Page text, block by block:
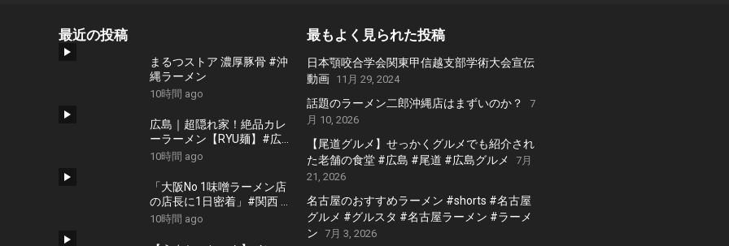
最近の投稿
まるつストア 濃厚豚骨 #沖
縄ラーメン
10時間 ago
広島｜超隠れ家！絶品カレ
ーラーメン【RYU麺】#広
島 #広島グルメ #広島ラン
ナー #japanesefood
#japantrip #hiroshima
10時間 ago
「大阪No 1味噌ラーメン店
の店長に1日密着」#関西 #
國丸 #大阪 #ラーメン
10時間 ago
最もよく見られた投稿
日本顎咬合学会関東甲信越支部学術大会宣伝
動画
11月 29, 2024
話題のラーメン二郎沖縄店はまずいのか？
7
月 10, 2026
【尾道グルメ】せっかくグルメでも紹介され
た老舗の食堂 #広島 #尾道 #広島グルメ
7月
21, 2026
名古屋のおすすめラーメン #shorts #名古屋
グルメ #グルスタ #名古屋ラーメン #ラーメ
ン 7月 3, 2026